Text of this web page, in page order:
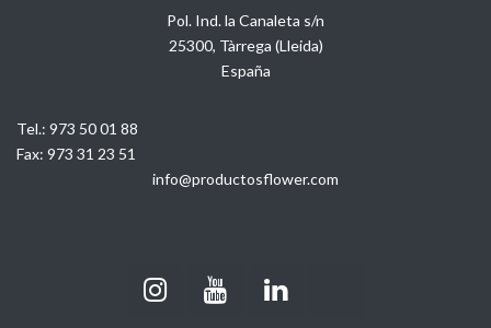
Pol. Ind. la Canaleta s/n
25300, Tàrrega (Lleida)
España
Tel.: 973 50 01 88
Fax: 973 31 23 51
info@productosflower.com